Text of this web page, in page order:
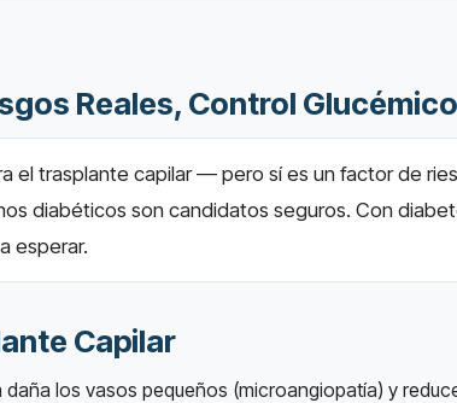
Reales, Control
el trasplante capilar — pero sí es un factor de
diabéticos son candidatos seguros. Con
esperar.
Capilar
daña los vasos pequeños (microangiopatía) y